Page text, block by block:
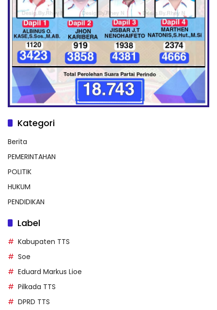
Kategori
Berita
PEMERINTAHAN
POLITIK
HUKUM
PENDIDIKAN
Label
Kabupaten TTS
Soe
Eduard Markus Lioe
Pilkada TTS
DPRD TTS